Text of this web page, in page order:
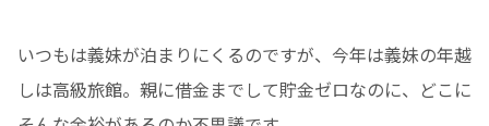
いつもは義妹が泊まりにくるのですが、今年は義妹の年越
しは高級旅館。親に借金までして貯金ゼロなのに、どこに